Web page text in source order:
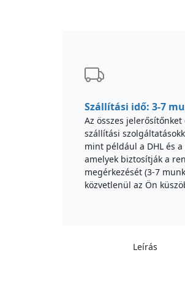
Szállítási idő: 3-7
Az összes jelerősítőnket
szállítási
mint például a DHL és a
amelyek biztosítják a
megérkezését (3-7
közvetlenül az Ön
Leírás